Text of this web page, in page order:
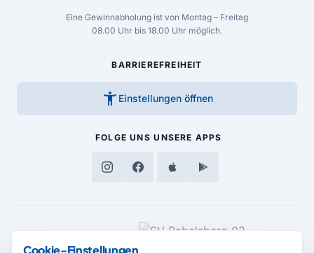
Eine Gewinnabholung ist von Montag – Freitag
08.00 Uhr bis 18.00 Uhr möglich.
BARRIEREFREIHEIT
accessibility_new Einstellungen öffnen
FOLGE UNS UNSERE APPS
MEDIENPARTNER
Cookie-Einstellungen